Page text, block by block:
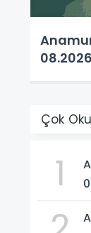
Çok
1